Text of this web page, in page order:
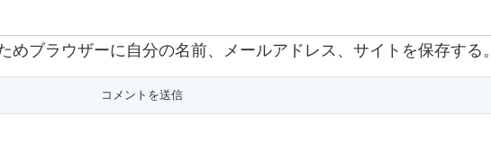
めブラウザーに自分の名前、メールアドレス、サイトを保存する。